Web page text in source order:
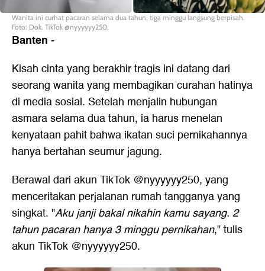
Wanita ini curhat pacaran selama dua tahun, tiga minggu langsung berpisah.
Foto: Dok. TikTok @nyyyyyy250.
Banten -
Kisah cinta yang berakhir tragis ini datang dari
seorang wanita yang membagikan curahan hatinya
di media sosial. Setelah menjalin hubungan
asmara selama dua tahun, ia harus menelan
kenyataan pahit bahwa ikatan suci pernikahannya
hanya bertahan seumur jagung.
Berawal dari akun TikTok @nyyyyyy250, yang
menceritakan perjalanan rumah tangganya yang
singkat. "Aku janji bakal nikahin kamu sayang. 2
tahun pacaran hanya 3 minggu pernikahan," tulis
akun TikTok @nyyyyyy250.